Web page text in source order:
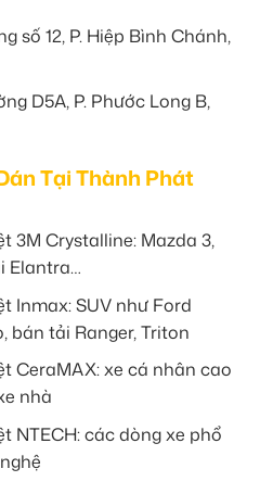
số 12, P. Hiệp Bình Chánh,
D5A, P. Phước Long B,
Tại Thành Phát
3M Crystalline: Mazda 3,
Elantra…
Inmax: SUV như Ford
bán tải Ranger, Triton
CeraMAX: xe cá nhân cao
nhà
NTECH: các dòng xe phổ